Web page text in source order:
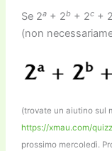
Se 2a+ 2b+ 2c+ 2
(non
(trovate un aiutino sul
https://xmau.com/
prossimo mercoledì.